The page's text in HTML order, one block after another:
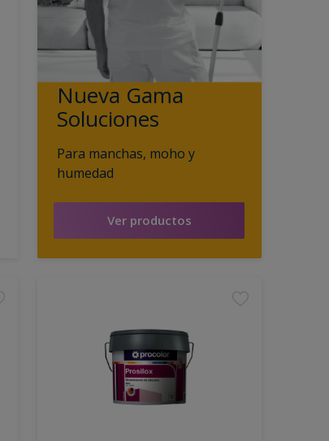
Nueva Gama
Soluciones
Para manchas, moho y
humedad
Ver productos